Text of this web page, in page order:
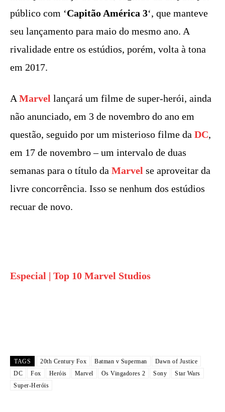
público com ‘Capitão América 3‘, que manteve
seu lançamento para maio do mesmo ano. A
rivalidade entre os estúdios, porém, volta à tona
em 2017.
A Marvel lançará um filme de super-herói, ainda
não anunciado, em 3 de novembro do ano em
questão, seguido por um misterioso filme da DC,
em 17 de novembro – um intervalo de duas
semanas para o título da Marvel se aproveitar da
livre concorrência. Isso se nenhum dos estúdios
recuar de novo.
Especial | Top 10 Marvel Studios
TAGS 20th Century Fox Batman v Superman
Dawn of Justice
DC
Fox Heróis Marvel Os Vingadores 2 Sony
Star Wars
Super-Heróis